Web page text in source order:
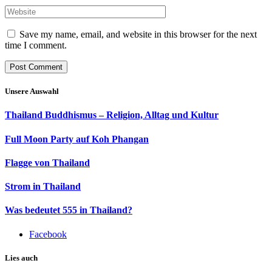
Save my name, email, and website in this browser for the next
time I comment.
Unsere Auswahl
Thailand Buddhismus – Religion, Alltag und Kultur
Full Moon Party auf Koh Phangan
Flagge von Thailand
Strom in Thailand
Was bedeutet 555 in Thailand?
Facebook
Lies auch